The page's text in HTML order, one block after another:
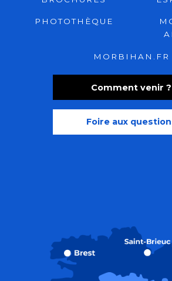
Comment venir ?
Foire aux
PHOTOTHÈQUE
MORBIHAN.FR